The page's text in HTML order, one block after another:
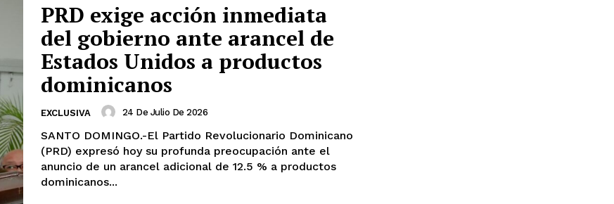
PRD exige acción inmediata
del gobierno ante arancel de
Estados Unidos a productos
dominicanos
EXCLUSIVA 24 De Julio De 2026
SANTO DOMINGO.-El Partido Revolucionario Dominicano
(PRD) expresó hoy su profunda preocupación ante el
anuncio de un arancel adicional de 12.5 % a productos
dominicanos...